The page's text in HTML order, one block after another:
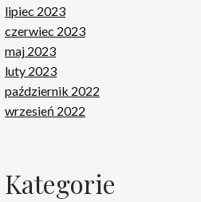
lipiec 2023
czerwiec 2023
maj 2023
luty 2023
październik 2022
wrzesień 2022
Kategorie